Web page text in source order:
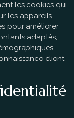
les cookies qui
les appareils.
pour améliorer
adaptés,
client